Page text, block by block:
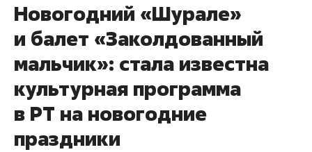
Новогодний «Шурале»
и балет «Заколдованный
мальчик»: стала известна
культурная программа
в РТ на новогодние
праздники